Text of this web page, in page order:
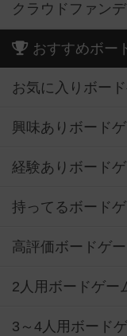
クラウドファン
おすすめボー
お気に入りボー
興味ありボード
経験ありボード
持ってるボード
高評価ボードゲ
2人用ボードゲー
3～4人用ボード